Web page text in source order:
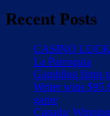
Recent Posts
CASINO
La Parroquia
Gambling firms
Writer wins
game
Canada: